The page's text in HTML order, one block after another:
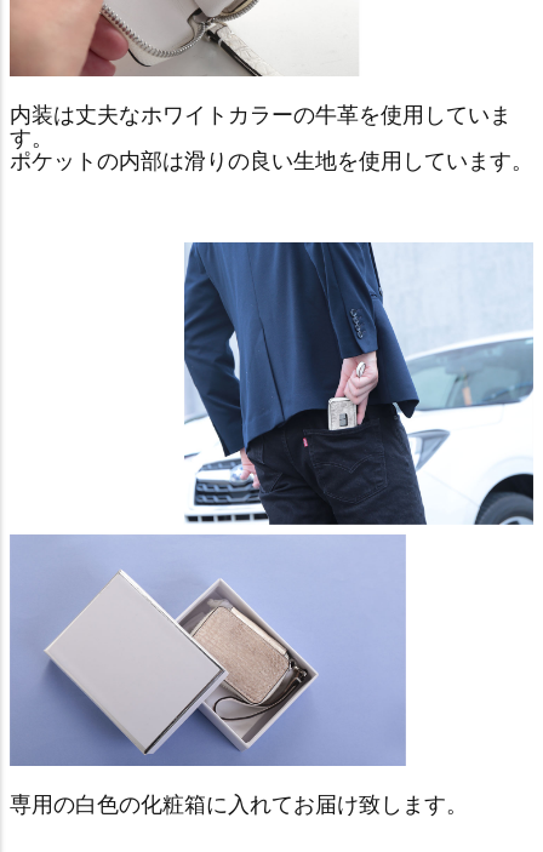
内装は丈夫なホワイトカラーの牛革を使用していま
す。
ポケットの内部は滑りの良い生地を使用しています。
専用の白色の化粧箱に入れてお届け致します。